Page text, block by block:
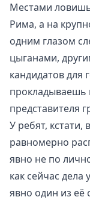
Местами
Рима, а на
одним глазом
цыганами,
кандидатов для
прокладываешь
представителя
У ребят, кстати,
равномерно
явно не по
как сейчас
явно один из её